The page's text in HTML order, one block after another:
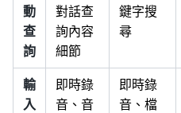
動
查
詢
對話查
詢內容
細節
鍵字搜
尋
輸
入
即時錄
音、音
即時錄
音、檔